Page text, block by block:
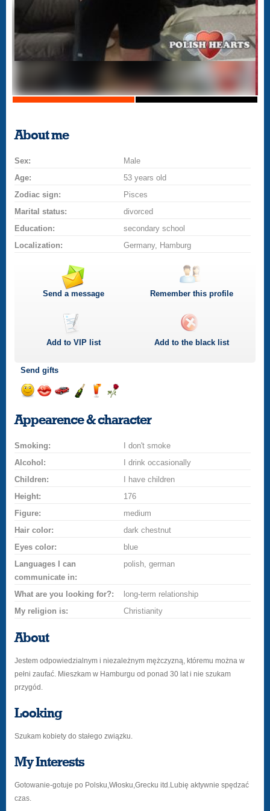
About me
Sex:
Male
Age:
53 years old
Zodiac sign:
Pisces
Marital status:
divorced
Education:
secondary school
Localization:
Germany, Hamburg
Send a message Remember this profile
Add toVIP list Add to the black list
Send gifts
a
smilekissa
champagne
a
drink
a
rose
Appearence & character
Smoking:
I don't smoke
Alcohol:
I drink occasionally
Children:
I have children
Height:
176
Figure:
medium
Hair color:
dark chestnut
Eyes color:
blue
Languages I can
communicate in:
polish, german
What are you looking for?:
long-term relationship
My religion is:
Christianity
About
Jestem odpowiedzialnym i niezależnym mężczyzną, któremu można w
pełni zaufać. Mieszkam w Hamburgu od ponad 30 lat i nie szukam
przygód.
Looking
Szukam kobiety do stałego związku.
My Interests
Gotowanie-gotuje po Polsku,Włosku,Grecku itd.Lubię aktywnie spędzać
czas.